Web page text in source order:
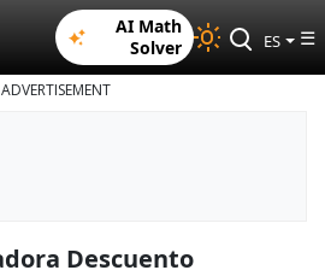
AI Math
Solver
ES ☰
ADVERTISEMENT
Descuento